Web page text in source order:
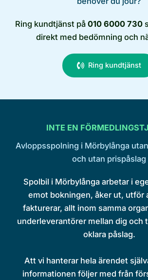
Ring kundtjänst på 010 6000 730
direkt med bedömning och
Ring kundtjänst
INTE EN
Avloppsspolning i Mörbylånga
och utan prispåslag
Spolbil i Mörbylånga arbetar i
emot bokningen, åker ut, utför
fakturerar, allt inom samma
underleverantörer mellan dig och
oklara påslag.
Att vi hanterar hela ärendet
informationen följer med från